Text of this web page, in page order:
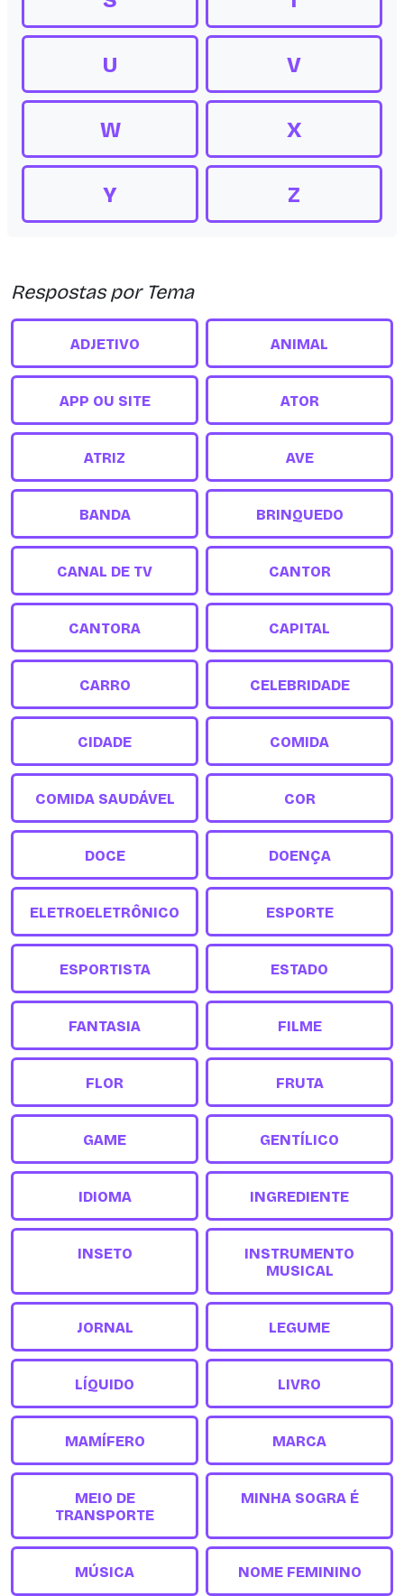
U V
W X
Y Z
Respostas por Tema
ADJETIVO ANIMAL
APP OU SITE ATOR
ATRIZ AVE
BANDA BRINQUEDO
CANAL DE TV CANTOR
CANTORA CAPITAL
CARRO CELEBRIDADE
CIDADE COMIDA
COMIDA SAUDÁVEL COR
DOCE DOENÇA
ELETROELETRÔNICO ESPORTE
ESPORTISTA ESTADO
FANTASIA FILME
FLOR FRUTA
GAME GENTÍLICO
IDIOMA INGREDIENTE
INSETO
INSTRUMENTO
MUSICAL
JORNAL LEGUME
LÍQUIDO LIVRO
MAMÍFERO MARCA
MEIO DE
TRANSPORTE
MINHA SOGRA É
MÚSICA NOME FEMININO